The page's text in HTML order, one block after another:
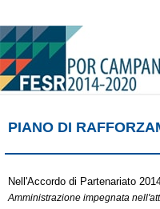
PIANO DI
Nell'Accordo di Partenariato
Amministrazione impegnata